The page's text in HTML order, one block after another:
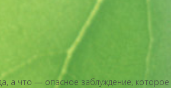
а что — опасное заблуждение, которое